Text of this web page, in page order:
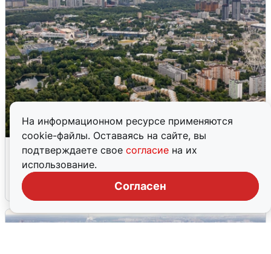
На информационном ресурсе применяются
cookie-файлы. Оставаясь на сайте, вы
подтверждаете свое согласие на их
использование.
Согласен
Москвичи услышали грохот, похожий
на взрыв
7 августа